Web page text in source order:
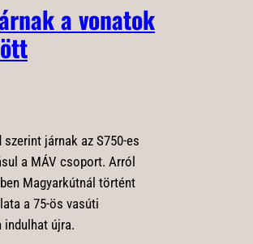
a vonatok
járnak az S750-es
a MÁV csoport. Arról
Magyarkútnál történt
a 75-ös vasúti
újra.